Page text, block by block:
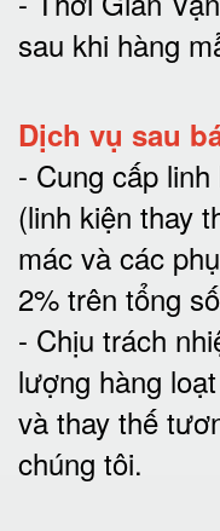
sau khi hàng
Dịch vụ sau
- Cung cấp
(linh kiện thay
mác và các
2% trên tổng
- Chịu trách
lượng hàng
và thay thế
chúng tôi.